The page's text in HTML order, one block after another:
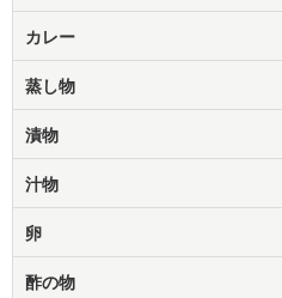
カレー
蒸し物
漬物
汁物
卵
酢の物